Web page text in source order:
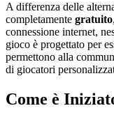
A differenza delle
completamente gratuito,
connessione internet,
gioco è progettato per
permettono alla
di giocatori
Come è